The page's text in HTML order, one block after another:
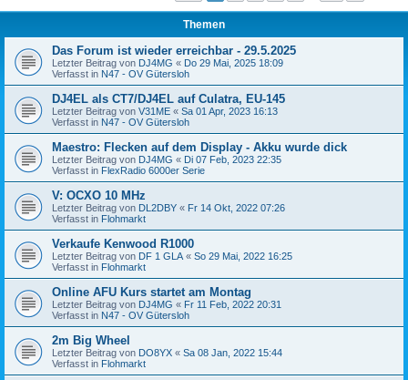
Themen
Das Forum ist wieder erreichbar - 29.5.2025
Letzter Beitrag von DJ4MG « Do 29 Mai, 2025 18:09
Verfasst in N47 - OV Gütersloh
DJ4EL als CT7/DJ4EL auf Culatra, EU-145
Letzter Beitrag von V31ME « Sa 01 Apr, 2023 16:13
Verfasst in N47 - OV Gütersloh
Maestro: Flecken auf dem Display - Akku wurde dick
Letzter Beitrag von DJ4MG « Di 07 Feb, 2023 22:35
Verfasst in FlexRadio 6000er Serie
V: OCXO 10 MHz
Letzter Beitrag von DL2DBY « Fr 14 Okt, 2022 07:26
Verfasst in Flohmarkt
Verkaufe Kenwood R1000
Letzter Beitrag von DF 1 GLA « So 29 Mai, 2022 16:25
Verfasst in Flohmarkt
Online AFU Kurs startet am Montag
Letzter Beitrag von DJ4MG « Fr 11 Feb, 2022 20:31
Verfasst in N47 - OV Gütersloh
2m Big Wheel
Letzter Beitrag von DO8YX « Sa 08 Jan, 2022 15:44
Verfasst in Flohmarkt